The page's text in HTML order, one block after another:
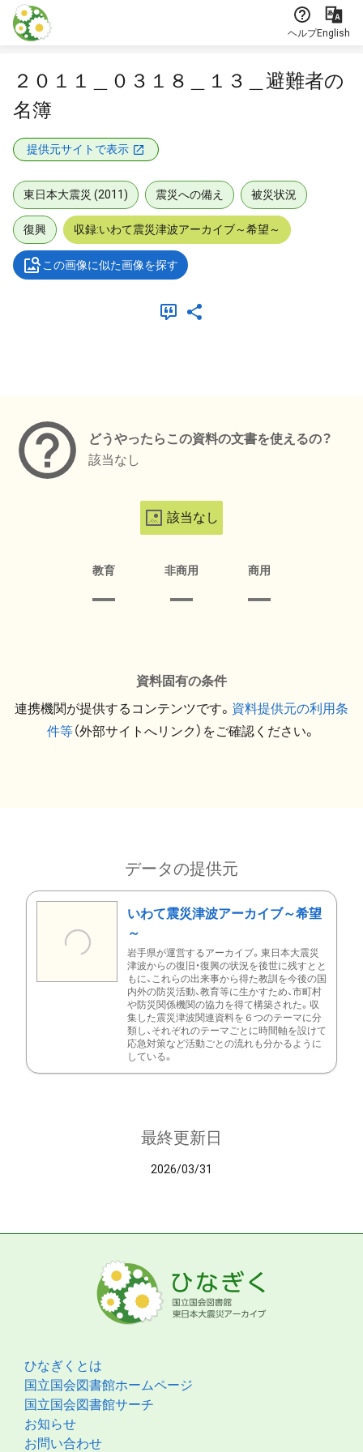
本文に飛ぶ
ヘルプEnglish
２０１１＿０３１８＿１３＿避難者の
名簿
提供元サイトで表示
東日本大震災 (2011) 震災への備え 被災状況
復興 収録:いわて震災津波アーカイブ～希望～
この画像に似た画像を探す
どうやったらこの資料の文書を使えるの？
該当なし
該当なし
教育 非商用 商用
資料固有の条件
連携機関が提供するコンテンツです。 資料提供元の利用条
件等（外部サイトへリンク）をご確認ください。
データの提供元
いわて震災津波アーカイブ～希望
～
岩手県が運営するアーカイブ。東日本大震災
津波からの復旧・復興の状況を後世に残すとと
もに、これらの出来事から得た教訓を今後の国
内外の防災活動、教育等に生かすため、市町村
や防災関係機関の協力を得て構築された。収
集した震災津波関連資料を６つのテーマに分
類し、それぞれのテーマごとに時間軸を設けて
応急対策など活動ごとの流れも分かるように
している。
最終更新日
2026/03/31
ひなぎくとは
国立国会図書館ホームページ
国立国会図書館サーチ
お知らせ
お問い合わせ